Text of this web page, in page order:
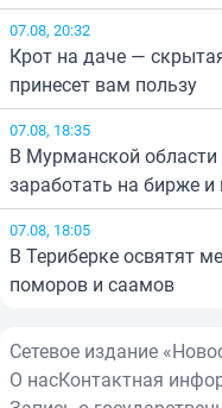
07.08, 20:32
Крот на даче —
принесет вам пользу
07.08, 18:35
В Мурманской области
заработать на бирже
07.08, 18:05
В Териберке освятят
поморов и саамов
Сетевое издание
О насКонтактная